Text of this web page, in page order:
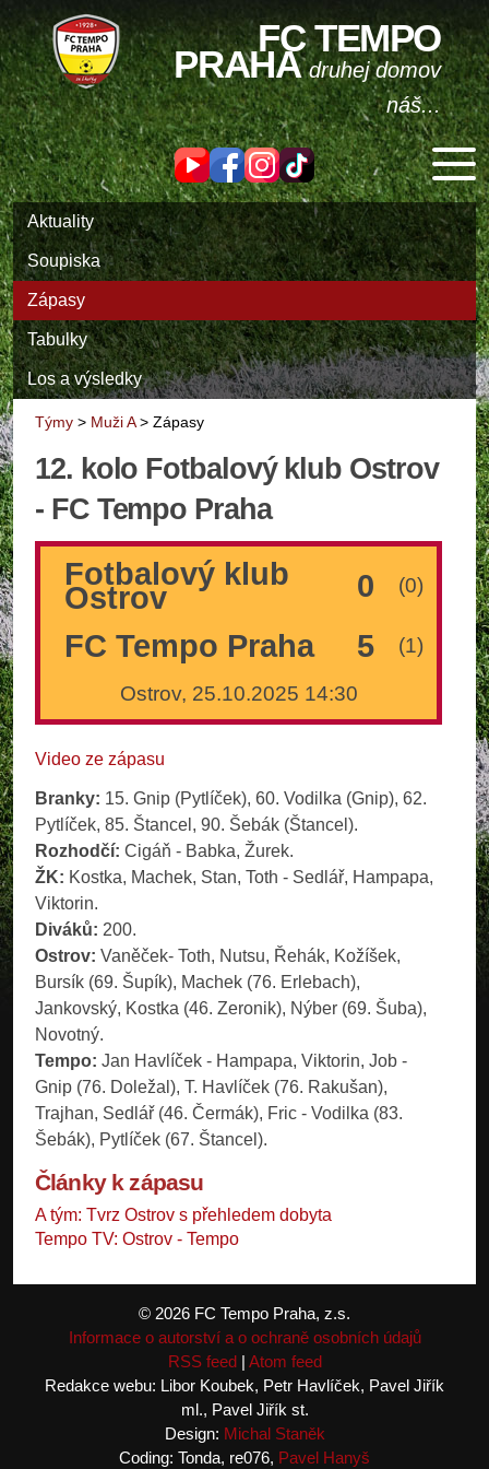
FC TEMPO
PRAHAdruhej domov
náš...
Aktuality
Soupiska
Zápasy
Tabulky
Los a výsledky
Týmy > Muži A> Zápasy
12. kolo Fotbalový klub Ostrov
- FC Tempo Praha
Fotbalový klub
Ostrov 0 (0)
FC Tempo Praha 5 (1)
Ostrov, 25.10.2025 14:30
Video ze zápasu
Branky: 15. Gnip (Pytlíček), 60. Vodilka (Gnip), 62.
Pytlíček, 85. Štancel, 90. Šebák (Štancel).
Rozhodčí: Cigáň - Babka, Žurek.
ŽK: Kostka, Machek, Stan, Toth - Sedlář, Hampapa,
Viktorin.
Diváků: 200.
Ostrov: Vaněček- Toth, Nutsu, Řehák, Kožíšek,
Bursík (69. Šupík), Machek (76. Erlebach),
Jankovský, Kostka (46. Zeronik), Nýber (69. Šuba),
Novotný.
Tempo: Jan Havlíček - Hampapa, Viktorin, Job -
Gnip (76. Doležal), T. Havlíček (76. Rakušan),
Trajhan, Sedlář (46. Čermák), Fric - Vodilka (83.
Šebák), Pytlíček (67. Štancel).
Články k zápasu
A tým: Tvrz Ostrov s přehledem dobyta
Tempo TV: Ostrov - Tempo
© 2026 FC Tempo Praha, z.s.
Informace o autorství a o ochraně osobních údajů
RSS feed| Atom feed
Redakce webu: Libor Koubek, Petr Havlíček, Pavel Jiřík
ml., Pavel Jiřík st.
Design: Michal Staněk
Coding: Tonda, re076, Pavel Hanyš